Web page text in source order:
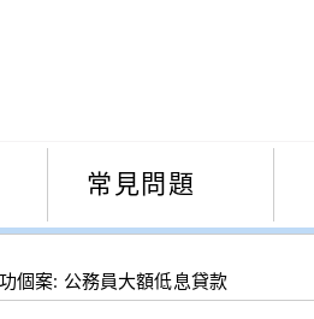
常見問題
個案: 公務員大額低息貸款